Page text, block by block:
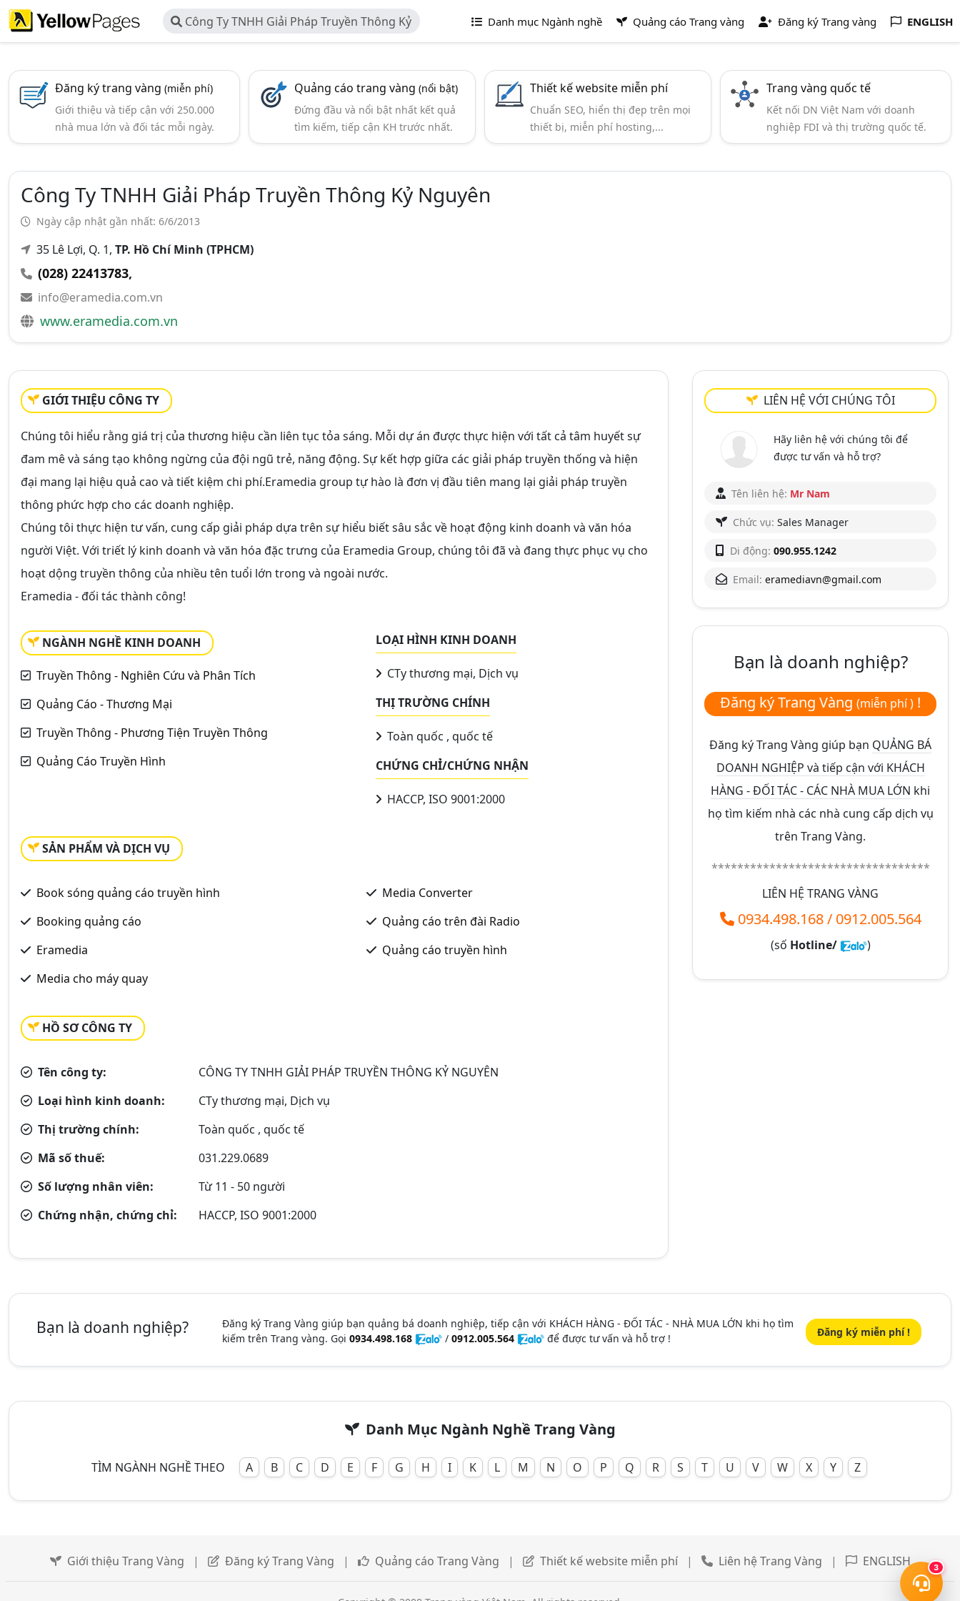
Công Ty TNHH Giải Pháp Truyền Thông Kỷ
Nguyên
Danh mục Ngành nghề Quảng cáo Trang vàng Đăng ký Trang vàng ENGLISH
Đăng ký trang vàng (miễn phí)
Giới thiệu và tiếp cận với 250.000
nhà mua lớn và đối tác mỗi ngày.
Quảng cáo trang vàng(nổi bật)
Đứng đầu và nổi bật nhất kết quả
tìm kiếm, tiếp cận KH trước nhất.
Thiết kế website miễn phí
Chuẩn SEO, hiển thị đẹp trên mọi
thiết bị, miễn phí hosting,...
Trang vàng quốc tế
Kết nối DN Việt Nam với doanh
nghiệp FDI và thị trường quốc tế.
Công Ty TNHH Giải Pháp Truyền Thông Kỷ Nguyên
Ngày cập nhật gần nhất: 6/6/2013
35 Lê Lợi, Q. 1, TP. Hồ Chí Minh (TPHCM)
(028) 22413783,
info@eramedia.com.vn
www.eramedia.com.vn
GIỚI THIỆU CÔNG TY
Chúng tôi hiểu rằng giá trị của thương hiệu cần liên tục tỏa sáng. Mỗi dự án được thực hiện với tất cả tâm huyết sự
đam mê và sáng tạo không ngừng của đội ngũ trẻ, năng động. Sự kết hợp giữa các giải pháp truyền thống và hiện
đại mang lại hiệu quả cao và tiết kiệm chi phí.Eramedia group tự hào là đơn vị đầu tiên mang lại giải pháp truyền
thông phức hợp cho các doanh nghiệp.
Chúng tôi thực hiện tư vấn, cung cấp giải pháp dựa trên sự hiểu biết sâu sắc về hoạt động kinh doanh và văn hóa
người Việt. Với triết lý kinh doanh và văn hóa đặc trưng của Eramedia Group, chúng tôi đã và đang thực phục vụ cho
hoạt dộng truyền thông của nhiều tên tuổi lớn trong và ngoài nước.
Eramedia - đối tác thành công!
NGÀNH NGHỀ KINH DOANH
Truyền Thông - Nghiên Cứu và Phân Tích
Quảng Cáo - Thương Mại
Truyền Thông - Phương Tiện Truyền Thông
Quảng Cáo Truyền Hình
LOẠI HÌNH KINH DOANH
CTy thương mại, Dịch vụ
THỊ TRƯỜNG CHÍNH
Toàn quốc , quốc tế
CHỨNG CHỈ/CHỨNG NHẬN
HACCP, ISO 9001:2000
SẢN PHẨM VÀ DỊCH VỤ
Book sóng quảng cáo truyền hình
Booking quảng cáo
Eramedia
Media cho máy quay
Media Converter
Quảng cáo trên đài Radio
Quảng cáo truyền hình
HỒ SƠ CÔNG TY
Tên công ty:
CÔNG TY TNHH GIẢI PHÁP TRUYỀN THÔNG KỶ NGUYÊN
Loại hình kinh doanh:
CTy thương mại, Dịch vụ
Thị trường chính:
Toàn quốc , quốc tế
Mã số thuế:
031.229.0689
Số lượng nhân viên:
Từ 11 - 50 người
Chứng nhận, chứng chỉ:
HACCP, ISO 9001:2000
LIÊN HỆ VỚI CHÚNG TÔI
Hãy liên hệ với chúng tôi để
được tư vấn và hỗ trợ?
Tên liên hệ: Mr Nam
Chức vụ: Sales Manager
Di động: 090.955.1242
Email: eramediavn@gmail.com
Bạn là doanh nghiệp?
Đăng ký Trang Vàng (miễn phí ) !
Đăng ký Trang Vàng giúp bạn QUẢNG BÁ
DOANH NGHIỆP và tiếp cận với KHÁCH
HÀNG - ĐỐI TÁC - CÁC NHÀ MUA LỚN khi
họ tìm kiếm nhà các nhà cung cấp dịch vụ
trên Trang Vàng.
**********************************
LIÊN HỆ TRANG VÀNG
0934.498.168/ 0912.005.564
(số Hotline/ )
3
Bạn là doanh nghiệp?
Đăng ký Trang Vàng giúp bạn quảng bá doanh nghiệp, tiếp cận với KHÁCH HÀNG - ĐỐI TÁC - NHÀ MUA LỚN khi họ tìm
kiếm trên Trang vàng. Gọi 0934.498.168 / 0912.005.564 để được tư vấn và hỗ trợ ! Đăng ký miễn phí !
Danh Mục Ngành Nghề Trang Vàng
TÌM NGÀNH NGHỀ THEO A B C D E F G H I K L M N O P Q R S T U V W X Y Z
Giới thiệu Trang Vàng | Đăng ký Trang Vàng | Quảng cáo Trang Vàng | Thiết kế website miễn phí | Liên hệ Trang Vàng | ENGLISH